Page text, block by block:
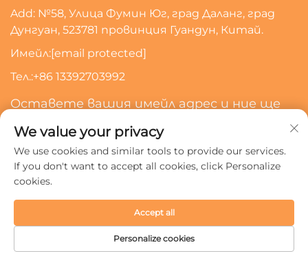
Add: №58, Улица Фумин Юг, град Даланг, град
Дунгуан, 523781 провинция Гуандун, Китай.
Имейл:[email protected]
Тел.:+86 13392703992
Оставете вашия имейл адрес и ние ще
Абонирайте Се
Политика за поверителност
We value your privacy
We use cookies and similar tools to provide our services.
If you don't want to accept all cookies, click Personalize
cookies.
Personalize cookies
Accept all